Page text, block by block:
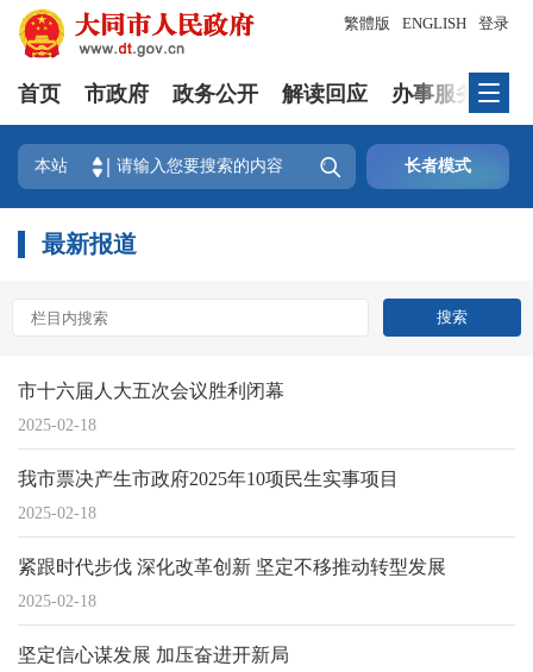
登录
繁體版 ENGLISH
首页 市政府 政务公开 解读回应 办事服务
本站  长者模式
最新报道
市十六届人大五次会议胜利闭幕
2025-02-18
我市票决产生市政府2025年10项民生实事项目
2025-02-18
紧跟时代步伐 深化改革创新 坚定不移推动转型发展
2025-02-18
坚定信心谋发展 加压奋进开新局